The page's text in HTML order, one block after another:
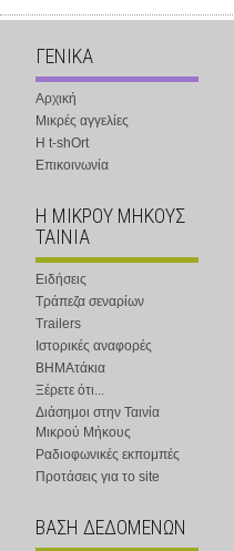
ΓΕΝΙΚΑ
Αρχική
Μικρές αγγελίες
Η t-shOrt
Επικοινωνία
Η ΜΙΚΡΟΥ ΜΗΚΟΥΣ
ΤΑΙΝΙΑ
Ειδήσεις
Τράπεζα σεναρίων
Trailers
Ιστορικές αναφορές
ΒΗΜΑτάκια
Ξέρετε ότι...
Διάσημοι στην Ταινία
Μικρού Μήκους
Ραδιοφωνικές εκπομπές
Προτάσεις για το site
ΒΑΣΗ ΔΕΔΟΜΕΝΩΝ